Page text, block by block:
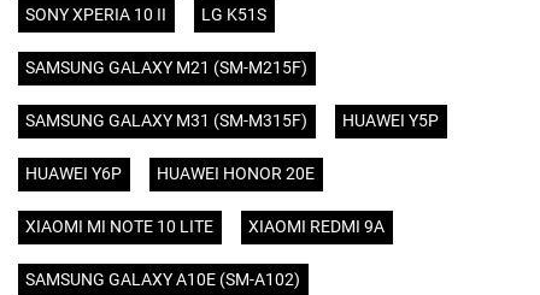
SONY XPERIA 10 II LG K51S
SAMSUNG GALAXY M21 (SM-M215F)
SAMSUNG GALAXY M31 (SM-M315F) HUAWEI Y5P
HUAWEI Y6P HUAWEI HONOR 20E
XIAOMI MI NOTE 10 LITE XIAOMI REDMI 9A
SAMSUNG GALAXY A10E (SM-A102)